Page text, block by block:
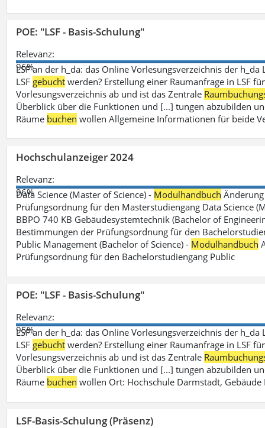
POE: "LSF - Basis-Schulung"
Relevanz:
96%
LSF an der h_da: das Online Vorlesungsverzeichnis der h_da
LSF gebucht werden? Erstellung einer Raumanfrage in LSF
Vorlesungsverzeichnis ab und ist das Zentrale
Überblick über die Funktionen und [...] tungen abzubilden
Räume buchen wollen Allgemeine Informationen für beide
Hochschulanzeiger 2024
Relevanz:
96%
Data Science (Master of Science) - Modulhandbuch
Prüfungsordnung für den Masterstudiengang Data Science
BBPO 740 KB Gebäudesystemtechnik (Bachelor of
Bestimmungen der Prüfungsordnung für den
Public Management (Bachelor of Science) - Modulhandbuch
Prüfungsordnung für den Bachelorstudiengang Public
POE: "LSF - Basis-Schulung"
Relevanz:
95%
LSF an der h_da: das Online Vorlesungsverzeichnis der h_da
LSF gebucht werden? Erstellung einer Raumanfrage in LSF
Vorlesungsverzeichnis ab und ist das Zentrale
Überblick über die Funktionen und [...] tungen abzubilden
Räume buchen wollen Ort: Hochschule Darmstadt,
LSF-Basis-Schulung (Präsenz)